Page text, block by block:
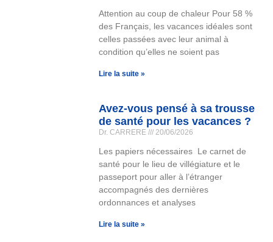
Attention au coup de chaleur Pour 58 %
des Français, les vacances idéales sont
celles passées avec leur animal à
condition qu’elles ne soient pas
Lire la suite »
Avez-vous pensé à sa trousse
de santé pour les vacances ?
Dr. CARRERE 20/06/2026
Les papiers nécessaires Le carnet de
santé pour le lieu de villégiature et le
passeport pour aller à l’étranger
accompagnés des dernières
ordonnances et analyses
Lire la suite »